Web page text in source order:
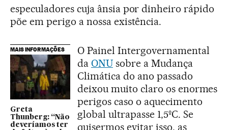
especuladores cuja ânsia por dinheiro rápido
põe em perigo a nossa existência.
MAIS INFORMAÇÕES
Greta
Thunberg: “Não
deveríamos ter
O Painel Intergovernamental
da ONUsobre a Mudança
Climática do ano passado
deixou muito claro os enormes
perigos caso o aquecimento
global ultrapasse 1,5ºC. Se
quisermos evitar isso, as